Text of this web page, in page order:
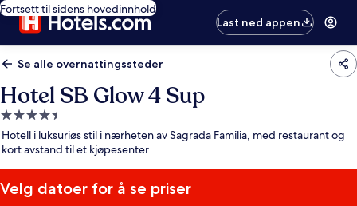
Fortsett til sidens hovedinnhold
Last ned appen
Se alle overnattingssteder
Hotel SB Glow 4 Sup
Overnattingssted
med
4.5
stjerner
Hotell i luksuriøs stil i nærheten av Sagrada Familia, med restaurant og
kort avstand til et kjøpesenter
Velg datoer for å se priser